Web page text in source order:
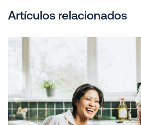
Artículos relacionados